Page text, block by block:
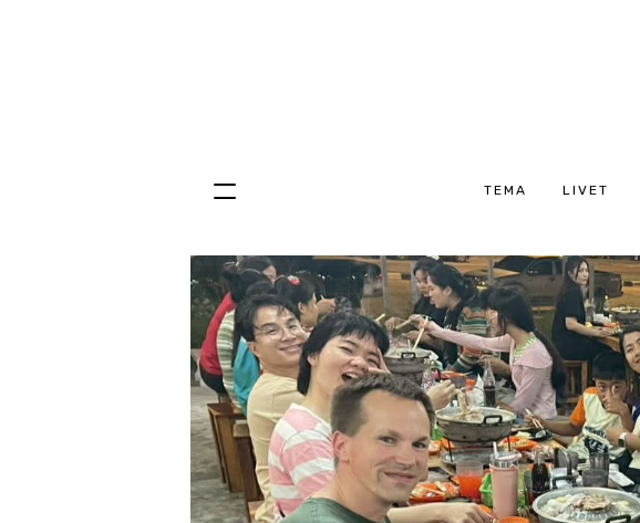
TEMA LIVET
Hopp
innhold